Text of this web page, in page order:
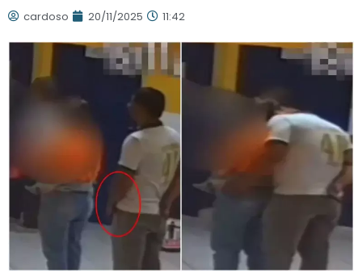
cardoso 20/11/2025 11:42